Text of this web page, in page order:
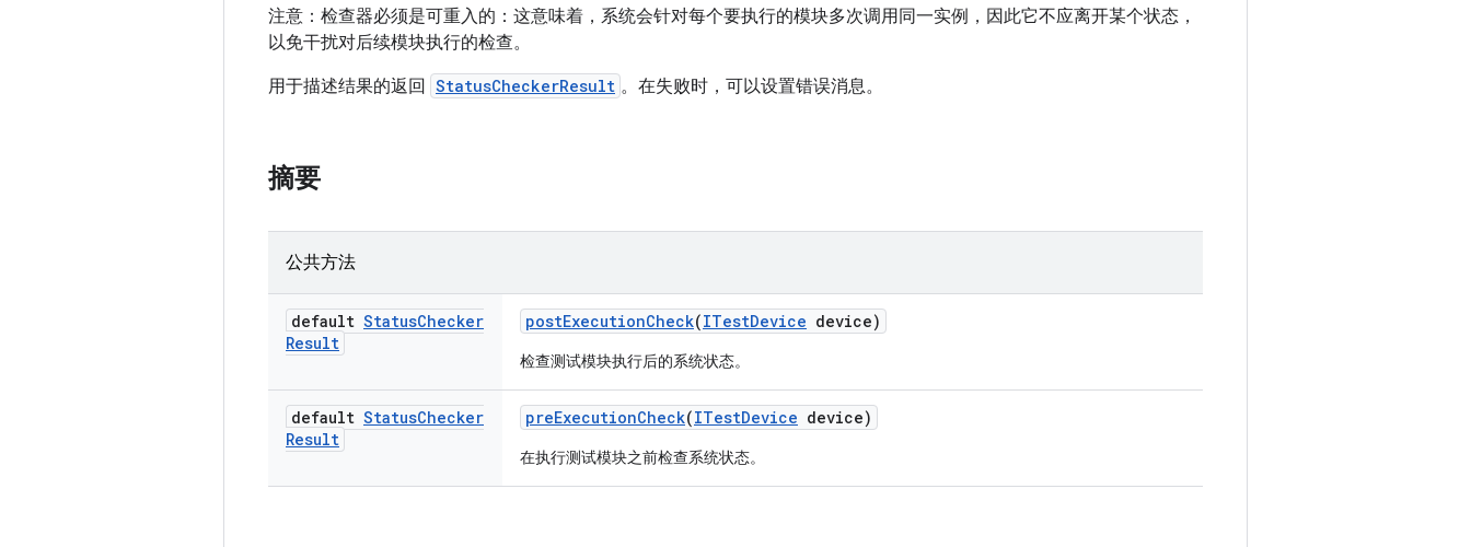
注意：检查器必须是可重入的：这意味着，系统会针对每个要执行的模块多次调用同一实例，因此它不应离开某个状态，
以免干扰对后续模块执行的检查。
用于描述结果的返回
StatusCheckerResult 。在失败时，可以设置错误消息。
摘要
公共方法
default StatusChecker
Result
postExecutionCheck(ITestDevice device)
检查测试模块执行后的系统状态。
default StatusChecker
Result
preExecutionCheck(ITestDevice device)
在执行测试模块之前检查系统状态。